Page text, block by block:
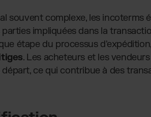
souvent complexe, les incoterms
impliquées dans la
étape du processus d'expédition,
. Les acheteurs et les
ce qui contribue à des